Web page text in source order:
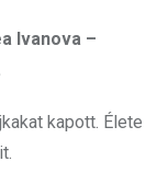
Ivanova –
kapott. Élete